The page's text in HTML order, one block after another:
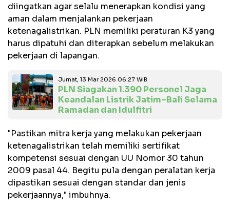
diingatkan agar selalu menerapkan kondisi yang
aman dalam menjalankan pekerjaan
ketenagalistrikan. PLN memiliki peraturan K3 yang
harus dipatuhi dan diterapkan sebelum melakukan
pekerjaan di lapangan.
Jumat, 13 Mar 2026 06:27 WIB
PLN Siagakan 1.390 Personel Jaga
Keandalan Listrik Jatim–Bali Selama
Ramadan dan Idulfitri
"Pastikan mitra kerja yang melakukan pekerjaan
ketenagalistrikan telah memiliki sertifikat
kompetensi sesuai dengan UU Nomor 30 tahun
2009 pasal 44. Begitu pula dengan peralatan kerja
dipastikan sesuai dengan standar dan jenis
pekerjaannya," imbuhnya.